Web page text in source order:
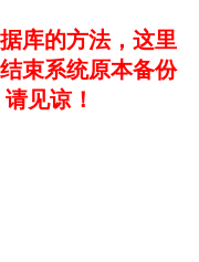
库的方法，这里
束系统原本备份
见谅！